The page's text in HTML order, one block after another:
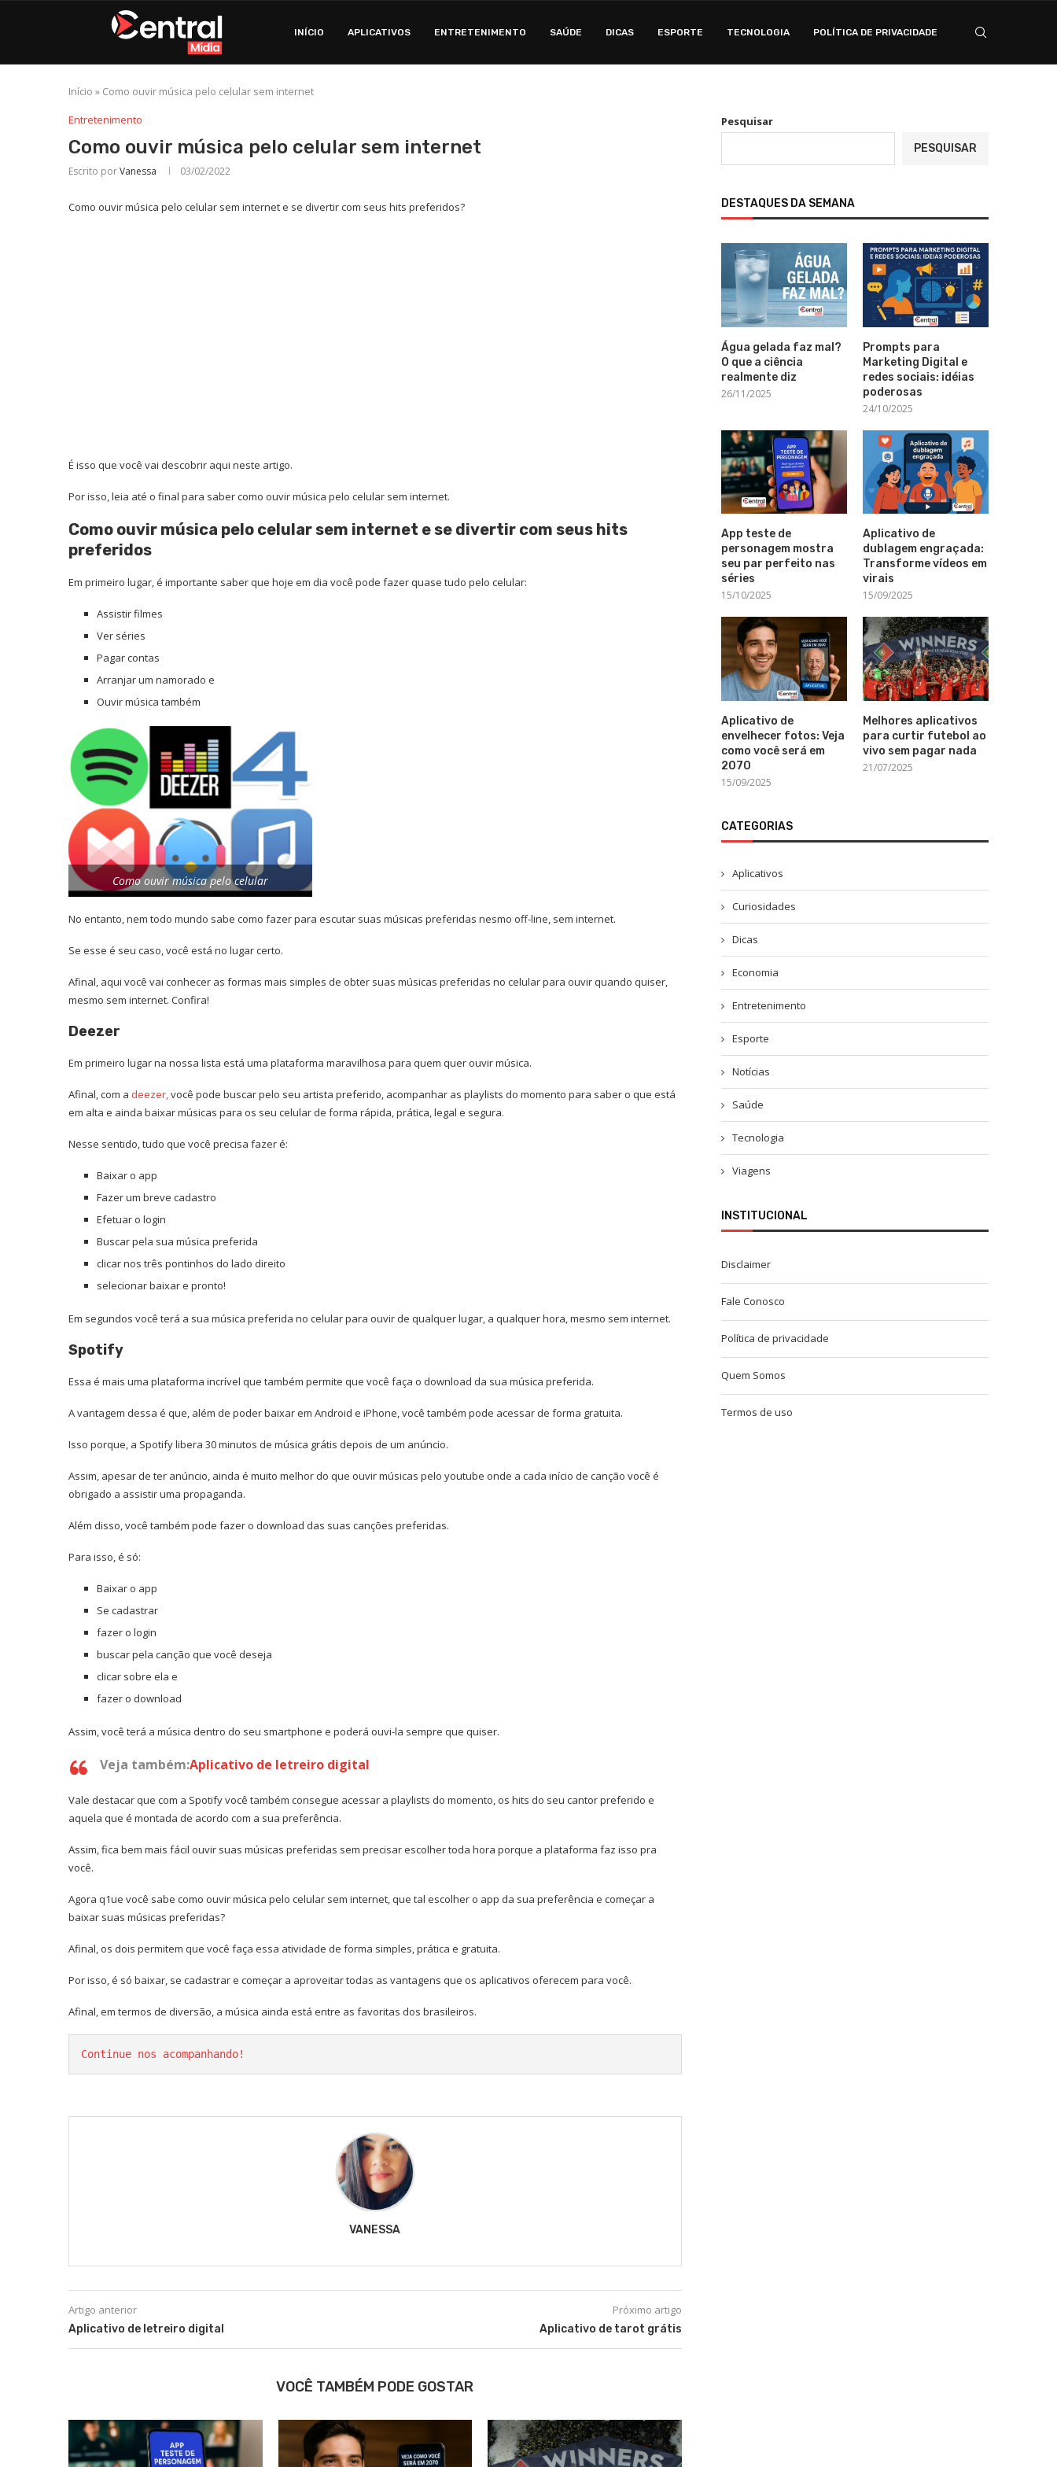
INÍCIO APLICATIVOS ENTRETENIMENTO SAÚDE DICAS ESPORTE TECNOLOGIA POLÍTICA DE PRIVACIDADE
Início » Como ouvir música pelo celular sem internet
Entretenimento
Como ouvir música pelo celular sem internet
Escrito porVanessa 03/02/2022
Como ouvir música pelo celular sem internet e se divertir com seus hits preferidos?
É isso que você vai descobrir aqui neste artigo.
Por isso, leia até o final para saber como ouvir música pelo celular sem internet.
Como ouvir música pelo celular sem internet e se divertir com seus hits
preferidos
Em primeiro lugar, é importante saber que hoje em dia você pode fazer quase tudo pelo celular:
Assistir filmes
Ver séries
Pagar contas
Arranjar um namorado e
Ouvir música também
Como ouvir música pelo celular
No entanto, nem todo mundo sabe como fazer para escutar suas músicas preferidas nesmo off-line, sem internet.
Se esse é seu caso, você está no lugar certo.
Afinal, aqui você vai conhecer as formas mais simples de obter suas músicas preferidas no celular para ouvir quando quiser,
mesmo sem internet. Confira!
Deezer
Em primeiro lugar na nossa lista está uma plataforma maravilhosa para quem quer ouvir música.
Afinal, com a deezer,você pode buscar pelo seu artista preferido, acompanhar as playlists do momento para saber o que está
em alta e ainda baixar músicas para os seu celular de forma rápida, prática, legal e segura.
Nesse sentido, tudo que você precisa fazer é:
Baixar o app
Fazer um breve cadastro
Efetuar o login
Buscar pela sua música preferida
clicar nos três pontinhos do lado direito
selecionar baixar e pronto!
Em segundos você terá a sua música preferida no celular para ouvir de qualquer lugar, a qualquer hora, mesmo sem internet.
Spotify
Essa é mais uma plataforma incrível que também permite que você faça o download da sua música preferida.
A vantagem dessa é que, além de poder baixar em Android e iPhone, você também pode acessar de forma gratuita.
Isso porque, a Spotify libera 30 minutos de música grátis depois de um anúncio.
Assim, apesar de ter anúncio, ainda é muito melhor do que ouvir músicas pelo youtube onde a cada início de canção você é
obrigado a assistir uma propaganda.
Além disso, você também pode fazer o download das suas canções preferidas.
Para isso, é só:
Baixar o app
Se cadastrar
fazer o login
buscar pela canção que você deseja
clicar sobre ela e
fazer o download
Assim, você terá a música dentro do seu smartphone e poderá ouvi-la sempre que quiser.
Veja também:Aplicativo de letreiro digital
Vale destacar que com a Spotify você também consegue acessar a playlists do momento, os hits do seu cantor preferido e
aquela que é montada de acordo com a sua preferência.
Assim, fica bem mais fácil ouvir suas músicas preferidas sem precisar escolher toda hora porque a plataforma faz isso pra
você.
Agora q1ue você sabe como ouvir música pelo celular sem internet, que tal escolher o app da sua preferência e começar a
baixar suas músicas preferidas?
Afinal, os dois permitem que você faça essa atividade de forma simples, prática e gratuita.
Por isso, é só baixar, se cadastrar e começar a aproveitar todas as vantagens que os aplicativos oferecem para você.
Afinal, em termos de diversão, a música ainda está entre as favoritas dos brasileiros.
Continue nos acompanhando!
VANESSA
Artigo anterior
Aplicativo de letreiro digital
Próximo artigo
Aplicativo de tarot grátis
VOCÊ TAMBÉM PODE GOSTAR
Pesquisar
PESQUISAR
DESTAQUES DA SEMANA
Água gelada faz mal?
O que a ciência
realmente diz
26/11/2025
Prompts para
Marketing Digital e
redes sociais: idéias
poderosas
24/10/2025
App teste de
personagem mostra
seu par perfeito nas
séries
15/10/2025
Aplicativo de
dublagem engraçada:
Transforme vídeos em
virais
15/09/2025
Aplicativo de
envelhecer fotos: Veja
como você será em
2070
15/09/2025
Melhores aplicativos
para curtir futebol ao
vivo sem pagar nada
21/07/2025
CATEGORIAS
Aplicativos
Curiosidades
Dicas
Economia
Entretenimento
Esporte
Notícias
Saúde
Tecnologia
Viagens
INSTITUCIONAL
Disclaimer
Fale Conosco
Política de privacidade
Quem Somos
Termos de uso